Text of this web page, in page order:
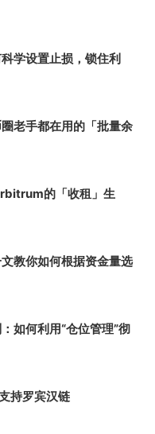
学设置止损，锁住利
老手都在用的「批量余
的「收租」生
教你如何根据资金量选
如何利用“仓位管理”彻
持罗宾汉链